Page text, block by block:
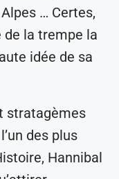
… Certes,
de la trempe la
idée de sa
stratagèmes
des plus
Hannibal